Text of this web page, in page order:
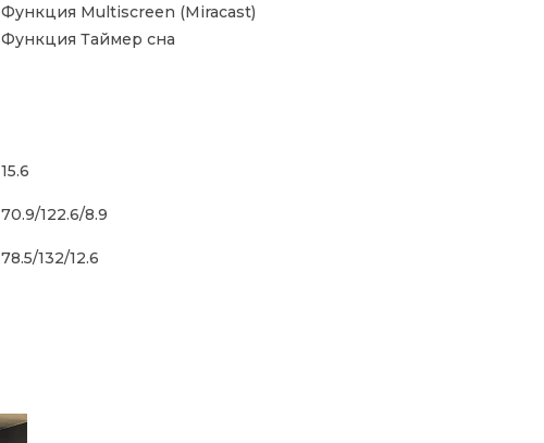
Функция Multiscreen (Miracast)
Функция Таймер сна
15.6
70.9/122.6/8.9
78.5/132/12.6